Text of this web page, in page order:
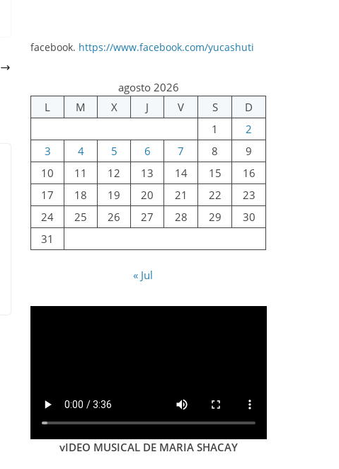
facebook. https://www.facebook.com/yucashuti
agosto 2026
L
M X J V S
D
1
2
3
4 5 6 7 8
9
10
11 12 13 14 15
16
17
18 19 20 21 22
23
24
25 26 27 28 29
30
31
« Jul
vIDEO MUSICAL DE MARIA SHACAY